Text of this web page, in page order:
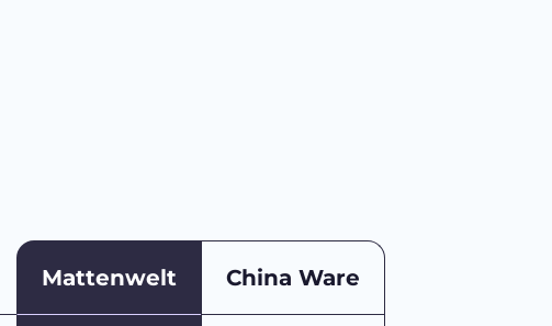
Mattenwelt China Ware